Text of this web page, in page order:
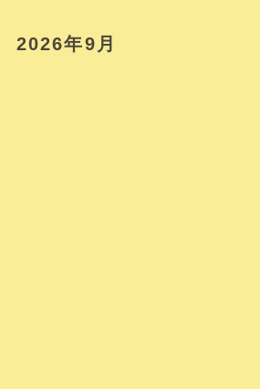
2026年9月